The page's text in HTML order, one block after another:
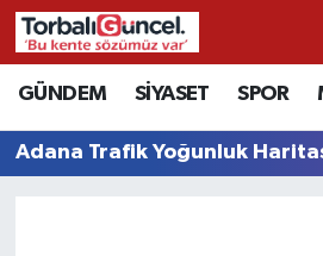
GÜNDEM SİYASET SPOR
Adana Trafik Yoğunluk
İzmir Nöbetçi Eczaneler
İzmir Hava Durumu